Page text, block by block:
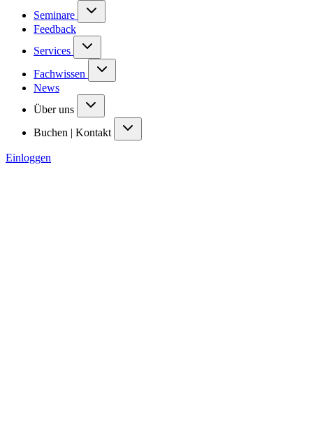
Seminare
Feedback
Services
Fachwissen
News
Über uns
Buchen | Kontakt
Einloggen